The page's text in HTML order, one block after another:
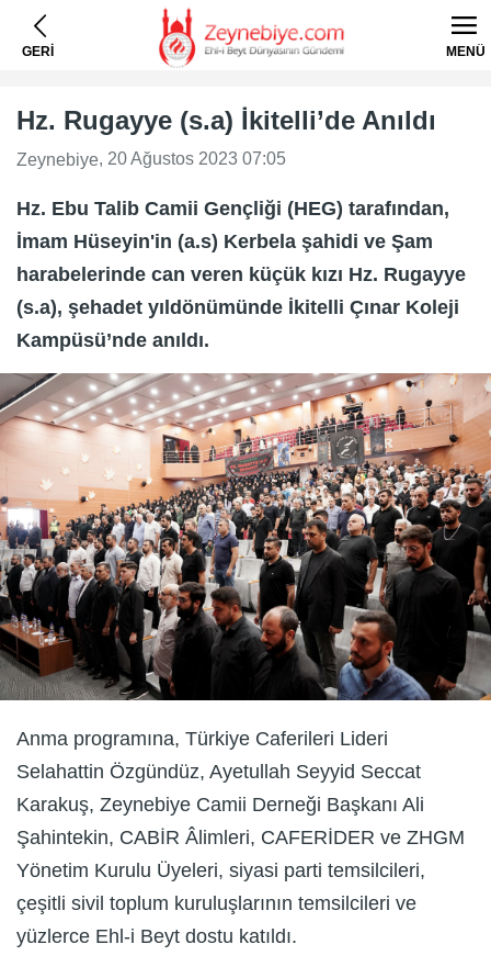
GERİ MENÜ
Hz. Rugayye (s.a) İkitelli’de Anıldı
Zeynebiye, 20 Ağustos 2023 07:05
Hz. Ebu Talib Camii Gençliği (HEG) tarafından,
İmam Hüseyin'in (a.s) Kerbela şahidi ve Şam
harabelerinde can veren küçük kızı Hz. Rugayye
(s.a), şehadet yıldönümünde İkitelli Çınar Koleji
Kampüsü’nde anıldı.
Anma programına, Türkiye Caferileri Lideri
Selahattin Özgündüz, Ayetullah Seyyid Seccat
Karakuş, Zeynebiye Camii Derneği Başkanı Ali
Şahintekin, CABİR Âlimleri, CAFERİDER ve ZHGM
Yönetim Kurulu Üyeleri, siyasi parti temsilcileri,
çeşitli sivil toplum kuruluşlarının temsilcileri ve
yüzlerce Ehl-i Beyt dostu katıldı.